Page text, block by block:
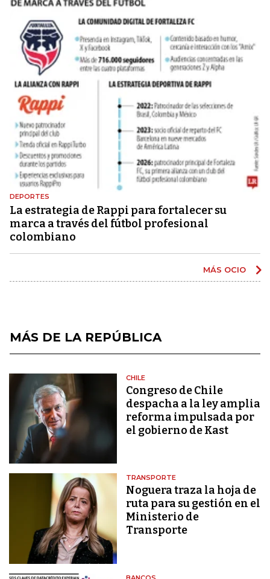
DEPORTES
La estrategia de Rappi para fortalecer su
marca a través del fútbol profesional
colombiano
MÁS OCIO
MÁS DE LA REPÚBLICA
CHILE
Congreso de Chile
despacha a la ley amplia
reforma impulsada por
el gobierno de Kast
TRANSPORTE
Noguera traza la hoja de
ruta para su gestión en el
Ministerio de
Transporte